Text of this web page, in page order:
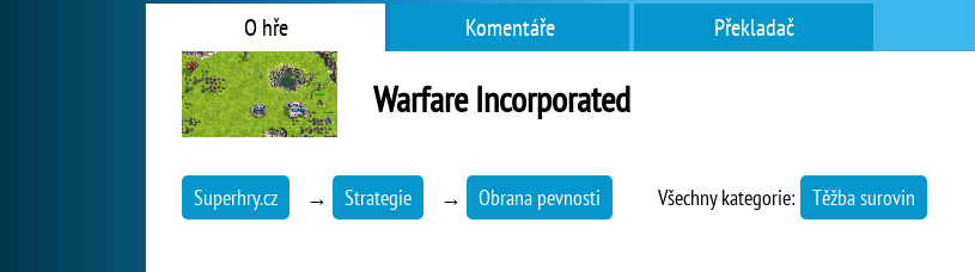
O hře Komentáře Překladač
Warfare Incorporated
Superhry.cz → Strategie → Obrana pevnosti Všechny kategorie: Těžba surovin